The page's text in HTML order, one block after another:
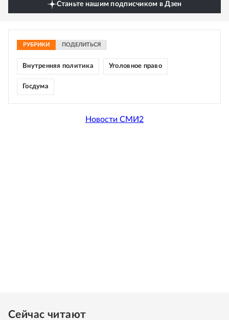
Станьте нашим подписчиком в Дзен
РУБРИКИ ПОДЕЛИТЬСЯ
Внутренняя политика Уголовное право
Госдума
Новости СМИ2
Сейчас читают